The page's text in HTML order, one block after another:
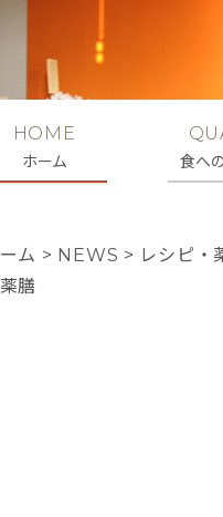
HOME
ホーム 食へ
ム > NEWS > レシピ・
膳